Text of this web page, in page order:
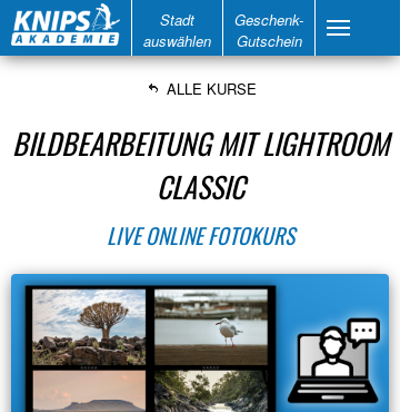
Stadt
auswählen
Geschenk-
Gutschein
ALLE KURSE
BILDBEARBEITUNG MIT LIGHTROOM
CLASSIC
LIVE ONLINE FOTOKURS